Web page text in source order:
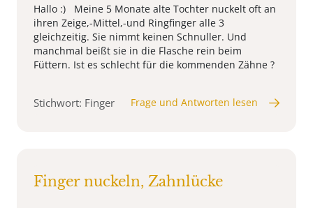
Hallo :) Meine 5 Monate alte Tochter nuckelt oft an
ihren Zeige,-Mittel,-und Ringfinger alle 3
gleichzeitig. Sie nimmt keinen Schnuller. Und
manchmal beißt sie in die Flasche rein beim
Füttern. Ist es schlecht für die kommenden Zähne ?
Stichwort: Finger Frage und Antworten lesen
Finger nuckeln, Zahnlücke